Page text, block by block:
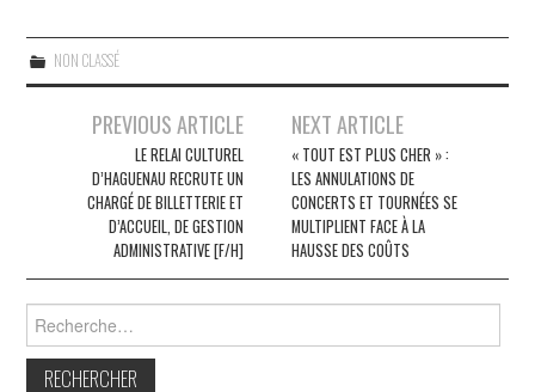
NON CLASSÉ
Navigation
articles
PREVIOUS ARTICLE
LE RELAI CULTUREL
D’HAGUENAU RECRUTE UN
CHARGÉ DE BILLETTERIE ET
D’ACCUEIL, DE GESTION
ADMINISTRATIVE [F/H]
NEXT ARTICLE
« TOUT EST PLUS CHER » :
LES ANNULATIONS DE
CONCERTS ET TOURNÉES SE
MULTIPLIENT FACE À LA
HAUSSE DES COÛTS